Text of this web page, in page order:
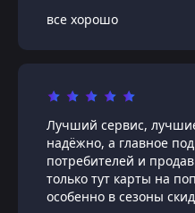
все хорошо
Лучший сервис,
надёжно, а главное
потребителей и
только тут карты на
особенно в сезоны